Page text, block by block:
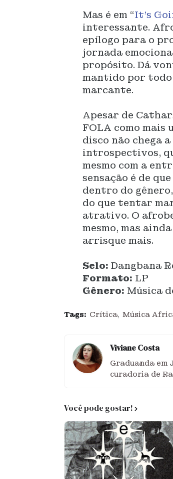
Mas é em “It’s
interessante.
epílogo para o
jornada
propósito. Dá
mantido por todo
marcante.
Apesar de
FOLA como mais
disco não chega
introspectivos,
mesmo com a
sensação é de
dentro do
do que tentar
atrativo. O
mesmo, mas
arrisque mais.
Selo: Dangbana
Formato: LP
Gênero: Música
Tags: Crítica Música
Viviane Costa
Graduanda em
curadoria de
Você pode gostar!